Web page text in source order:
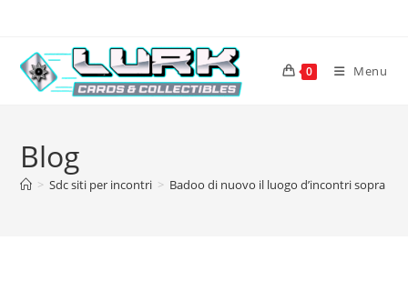
content
0 Menu
Blog
> Sdc siti per incontri > Badoo di nuovo il luogo d’incontri sopra